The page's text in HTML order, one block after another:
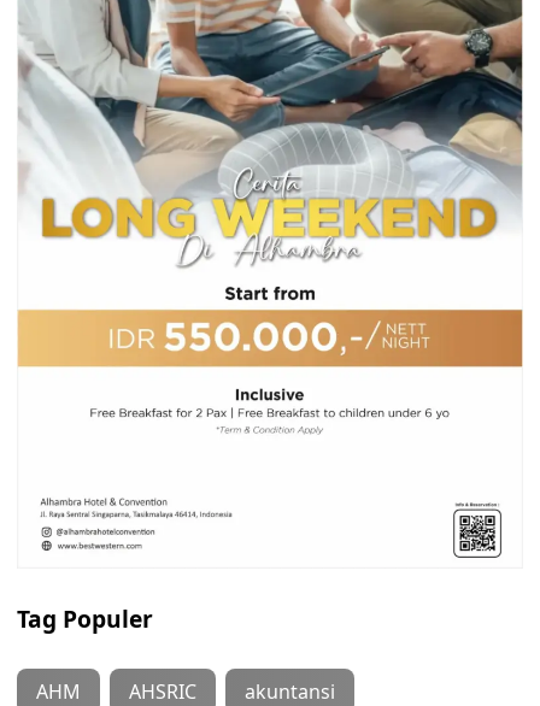
Tag Populer
AHM AHSRIC akuntansi